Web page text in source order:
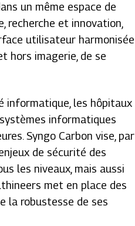
un même espace de
recherche et innovation,
utilisateur harmonisée
hors imagerie, de se
informatique, les hôpitaux
informatiques
Syngo Carbon vise, par
de sécurité des
les niveaux, mais aussi
met en place des
la robustesse de ses